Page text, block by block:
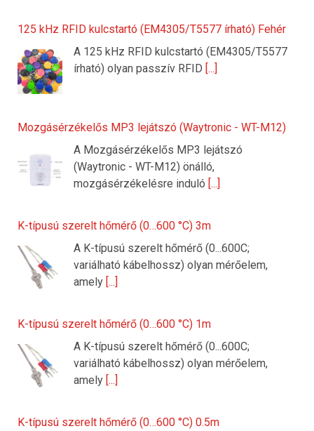
125 kHz RFID kulcstartó (EM4305/T5577 írható) Fehér
A 125 kHz RFID kulcstartó (EM4305/T5577
írható) olyan passzív RFID [...]
Mozgásérzékelős MP3 lejátszó (Waytronic - WT-M12)
A Mozgásérzékelős MP3 lejátszó
(Waytronic - WT-M12) önálló,
mozgásérzékelésre induló [...]
K-típusú szerelt hőmérő (0…600 °C) 3m
A K-típusú szerelt hőmérő (0...600C;
variálható kábelhossz) olyan mérőelem,
amely [...]
K-típusú szerelt hőmérő (0…600 °C) 1m
A K-típusú szerelt hőmérő (0...600C;
variálható kábelhossz) olyan mérőelem,
amely [...]
K-típusú szerelt hőmérő (0…600 °C) 0.5m